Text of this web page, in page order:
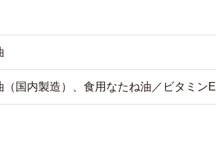
（国内製造）、食用なたね油／ビタミンE